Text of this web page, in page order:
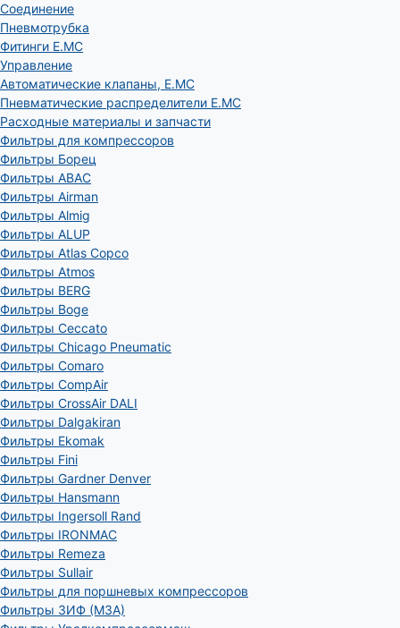
Соединение
Пневмотрубка
Фитинги E.MC
Управление
Автоматические клапаны, Е.МС
Пневматические распределители E.MC
Расходные материалы и запчасти
Фильтры для компрессоров
Фильтры Борец
Фильтры ABAC
Фильтры Airman
Фильтры Almig
Фильтры ALUP
Фильтры Atlas Copco
Фильтры Atmos
Фильтры BERG
Фильтры Boge
Фильтры Ceccato
Фильтры Chicago Pneumatic
Фильтры Comaro
Фильтры CompAir
Фильтры CrossAir DALI
Фильтры Dalgakiran
Фильтры Ekomak
Фильтры Fini
Фильтры Gardner Denver
Фильтры Hansmann
Фильтры Ingersoll Rand
Фильтры IRONMAC
Фильтры Remeza
Фильтры Sullair
Фильтры для поршневых компрессоров
Фильтры ЗИФ (МЗА)